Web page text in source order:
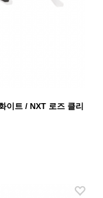
이트 / NXT 로즈 클리